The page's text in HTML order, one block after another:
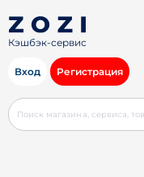
Кэшбэк-сервис
Вход Регистрация